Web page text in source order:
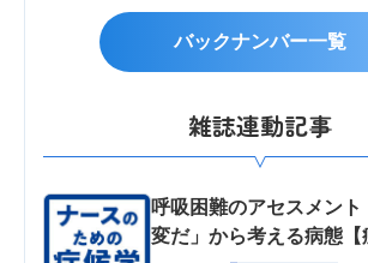
バックナンバー一覧
雑誌連動記事
呼吸困難のアセスメン
変だ」から考える病態【